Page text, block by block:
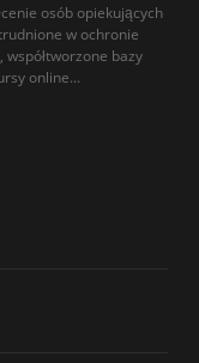
osób opiekujących
w ochronie
bazy
online...